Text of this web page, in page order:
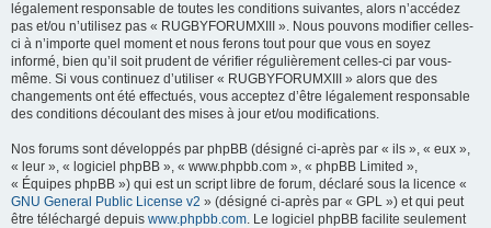
légalement responsable de toutes les conditions suivantes, alors n’accédez
pas et/ou n’utilisez pas « RUGBYFORUMXIII ». Nous pouvons modifier celles-
ci à n’importe quel moment et nous ferons tout pour que vous en soyez
informé, bien qu’il soit prudent de vérifier régulièrement celles-ci par vous-
même. Si vous continuez d’utiliser « RUGBYFORUMXIII » alors que des
changements ont été effectués, vous acceptez d’être légalement responsable
des conditions découlant des mises à jour et/ou modifications.
Nos forums sont développés par phpBB (désigné ci-après par « ils », « eux »,
« leur », « logiciel phpBB », « www.phpbb.com », « phpBB Limited »,
« Équipes phpBB ») qui est un script libre de forum, déclaré sous la licence «
GNU General Public License v2 » (désigné ci-après par « GPL ») et qui peut
être téléchargé depuis www.phpbb.com. Le logiciel phpBB facilite seulement